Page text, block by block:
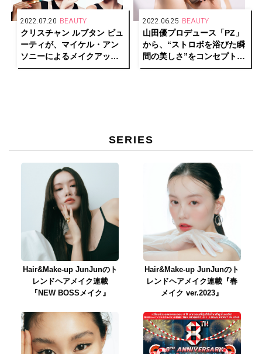
2022.07.20 BEAUTY
クリスチャン ルブタン ビュ
ーティが、マイケル・アン
ソニーによるメイクアップ
ルック「ルビルックス」を
2022.06.25 BEAUTY
山田優プロデュース「PZ」
から、“ストロボを浴びた瞬
間の美しさ”をコンセプトに
したマルチオイルセラムが
SERIES
Hair&Make-up JunJunのト
レンドヘアメイク連載
『NEW BOSSメイク』
Hair&Make-up JunJunのト
レンドヘアメイク連載『春
メイク ver.2023』